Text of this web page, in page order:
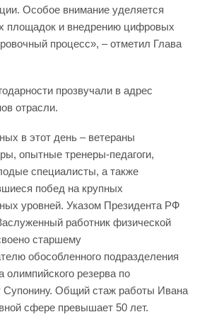
Особое внимание уделяется
площадок и внедрению цифровых
процесс», – отметил Глава
прозвучали в адрес
отрасли.
в этот день – ветераны
опытные тренеры‑педагоги,
специалисты, а также
побед на крупных
уровней. Указом Президента РФ
работник физической
старшему
обособленного подразделения
резерва по
Супонину. Общий стаж работы Ивана
сфере превышает 50 лет.